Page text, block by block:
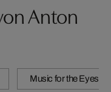
Anton
Music for the Eyes